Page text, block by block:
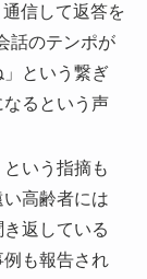
信して返答を
話のテンポが
という繋ぎ
るという声
という指摘も
高齢者には
返している
例も報告され